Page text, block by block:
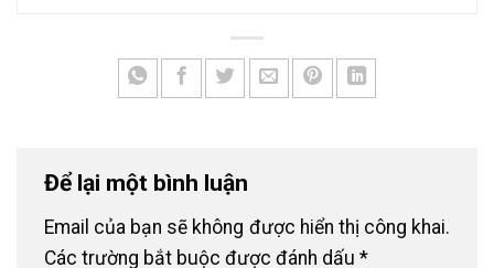
Để lại một bình luận
Email của bạn sẽ không được hiển thị công khai.
Các trường bắt buộc được đánh dấu *